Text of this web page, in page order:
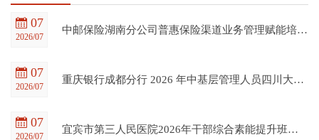
07
2026/07
中邮保险湖南分公司普惠保险渠道业务管理赋能培训班在四川大学全国干部教育培训基地顺利开班
07
2026/07
重庆银行成都分行 2026 年中基层管理人员四川大学培训项目（第一期）在四川大学全国干部教育培训基地顺利开班
07
2026/07
宜宾市第三人民医院2026年干部综合素能提升班在四川大学全国干部教育培训基地顺利开班